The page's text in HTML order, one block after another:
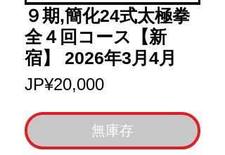
９期,簡化24式太極拳
全４回コース【新
宿】 2026年3月4月
JP¥20,000價
無庫存